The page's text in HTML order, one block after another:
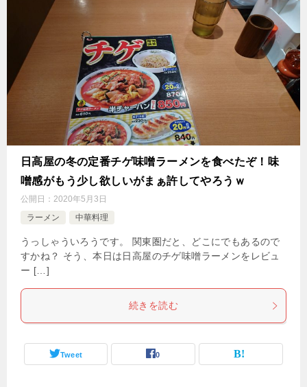
日高屋の冬の定番チゲ味噌ラーメンを食べたぞ！味
噌感がもう少し欲しいがまぁ許してやろうｗ
公開日： 2020年5月3日
ラーメン
中華料理
うっしゃういろうです。 関東圏だと、どこにでもあるので
すかね？ そう、本日は日高屋のチゲ味噌ラーメンをレビュ
ー […]
続きを読む
Tweet 0